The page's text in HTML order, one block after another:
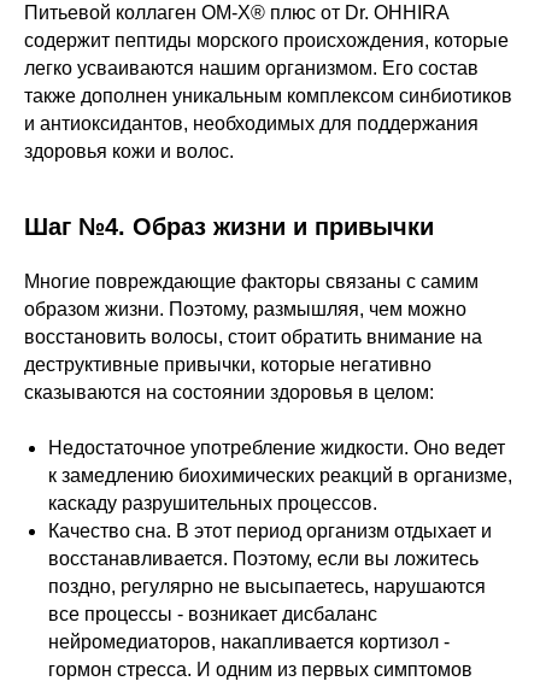
Питьевой коллаген ОМ-Х® плюс от Dr. OHHIRA
содержит пептиды морского происхождения, которые
легко усваиваются нашим организмом. Его состав
также дополнен уникальным комплексом синбиотиков
и антиоксидантов, необходимых для поддержания
здоровья кожи и волос.
Шаг №4. Образ жизни и привычки
Многие повреждающие факторы связаны с самим
образом жизни. Поэтому, размышляя, чем можно
восстановить волосы, стоит обратить внимание на
деструктивные привычки, которые негативно
сказываются на состоянии здоровья в целом:
Недостаточное употребление жидкости. Оно ведет
к замедлению биохимических реакций в организме,
каскаду разрушительных процессов.
Качество сна. В этот период организм отдыхает и
восстанавливается. Поэтому, если вы ложитесь
поздно, регулярно не высыпаетесь, нарушаются
все процессы - возникает дисбаланс
нейромедиаторов, накапливается кортизол -
гормон стресса. И одним из первых симптомов